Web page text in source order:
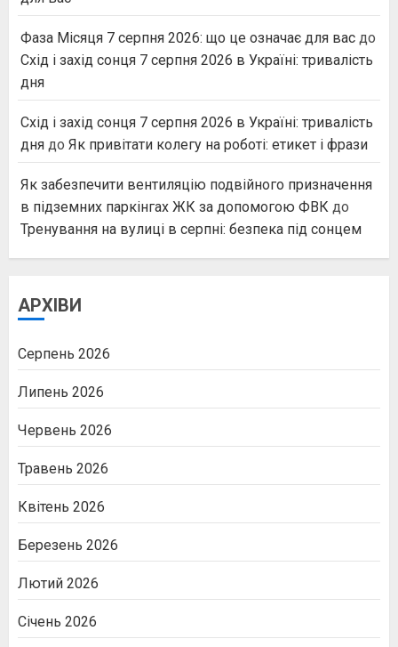
Фаза Місяця 7 серпня 2026: що це означає для вас до
Схід і захід сонця 7 серпня 2026 в Україні: тривалість
дня
Схід і захід сонця 7 серпня 2026 в Україні: тривалість
дня до Як привітати колегу на роботі: етикет і фрази
Як забезпечити вентиляцію подвійного призначення
в підземних паркінгах ЖК за допомогою ФВК до
Тренування на вулиці в серпні: безпека під сонцем
АРХІВИ
Серпень 2026
Липень 2026
Червень 2026
Травень 2026
Квітень 2026
Березень 2026
Лютий 2026
Січень 2026